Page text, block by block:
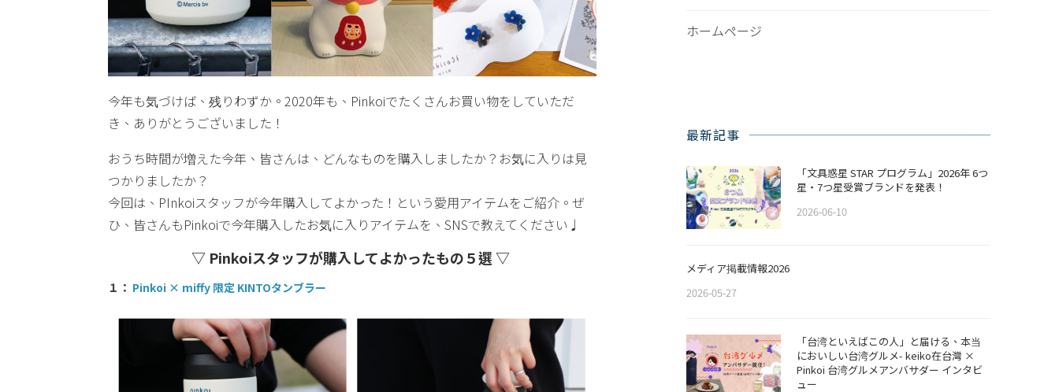
今年も気づけば、残りわずか。2020年も、Pinkoiでたくさんお買い物をしていただ
き、ありがとうございました！
おうち時間が増えた今年、皆さんは、どんなものを購入しましたか？お気に入りは見
つかりましたか？
今回は、PInkoiスタッフが今年購入してよかった！という愛用アイテムをご紹介。ぜ
ひ、皆さんもPinkoiで今年購入したお気に入りアイテムを、SNSで教えてください♩
▽ Pinkoiスタッフが購入してよかったもの５選 ▽
１： Pinkoi × miffy 限定 KINTOタンブラー
ホームページ
最新記事
「文具惑星 STAR プログラム」2026年 6つ
星・7つ星受賞ブランドを発表！
2026-06-10
メディア掲載情報2026
2026-05-27
「台湾といえばこの人」と届ける、本当
においしい台湾グルメ- keiko在台灣 ×
Pinkoi 台湾グルメアンバサダー インタビ
ュー